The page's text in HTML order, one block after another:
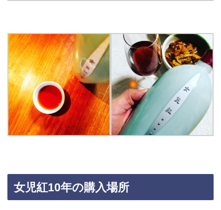
女児紅10年の購入場所